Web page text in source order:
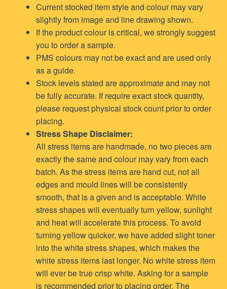
Current stocked item style and colour may vary
slightly from image and line drawing shown.
If the product colour is critical, we strongly suggest
you to order a sample.
PMS colours may not be exact and are used only
as a guide.
Stock levels stated are approximate and may not
be fully accurate. If require exact stock quantity,
please request physical stock count prior to order
placing.
Stress Shape Disclaimer:
All stress items are handmade, no two pieces are
exactly the same and colour may vary from each
batch. As the stress items are hand cut, not all
edges and mould lines will be consistently
smooth, that is a given and is acceptable. White
stress shapes will eventually turn yellow, sunlight
and heat will accelerate this process. To avoid
turning yellow quicker, we have added slight toner
into the white stress shapes, which makes the
white stress items last longer. No white stress item
will ever be true crisp white. Asking for a sample
is recommended prior to placing order. The